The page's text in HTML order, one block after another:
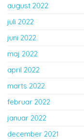
august 2022
juli 2022
juni 2022
maj 2022
april 2022
marts 2022
februar 2022
januar 2022
december 2021